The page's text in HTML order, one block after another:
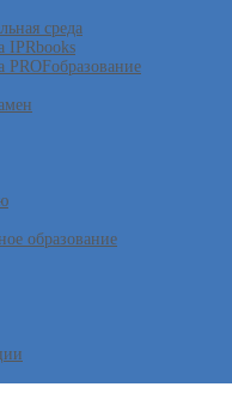
среда
IPRbooks
PROFобразование
образование